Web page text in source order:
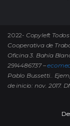
2022- Copyleft
Cooperativa de
Oficina 3. Bahía
2914486737 –
Pablo Bussetti..
de inicio: nov. 2017.